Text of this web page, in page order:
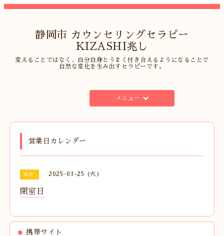
静岡市 カウンセリングセラピー
KIZASHI兆し
変えることではなく、自分自身とうまく付き合えるようになることで
自然な変化を生み出すセラピーです。
メニュー
営業日カレンダー
休み 2025-03-25 (火)
閉室日
携帯サイト